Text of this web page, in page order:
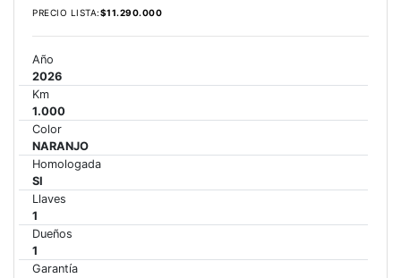
Precio desde $15.890.000
MOTO2
STREET TRIPLE 765 MOTO2
RS
NEWSPEED TRIPLE 1200 RS
PRECIO LISTA:$11.290.000
Año
2026
Km
1.000
Color
NARANJO
Homologada
SI
Llaves
1
Dueños
1
Garantía